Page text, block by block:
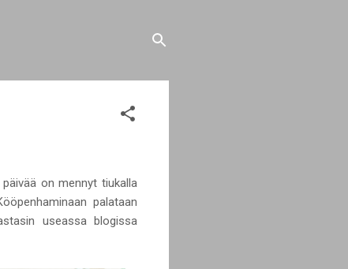
on mennyt tiukalla
palataan
useassa blogissa